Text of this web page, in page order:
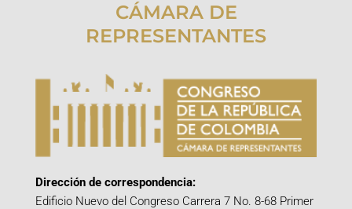
CÁMARA DE
REPRESENTANTES
Dirección de correspondencia:
Edificio Nuevo del Congreso Carrera 7 No. 8-68 Primer